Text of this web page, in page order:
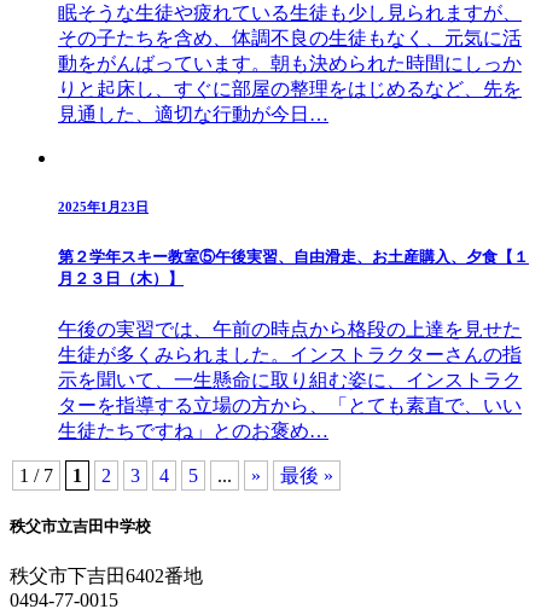
眠そうな生徒や疲れている生徒も少し見られますが、
その子たちを含め、体調不良の生徒もなく、元気に活
動をがんばっています。朝も決められた時間にしっか
りと起床し、すぐに部屋の整理をはじめるなど、先を
見通した、適切な行動が今日…
2025年1月23日
第２学年スキー教室⑤午後実習、自由滑走、お土産購入、夕食【１
月２３日（木）】
午後の実習では、午前の時点から格段の上達を見せた
生徒が多くみられました。インストラクターさんの指
示を聞いて、一生懸命に取り組む姿に、インストラク
ターを指導する立場の方から、「とても素直で、いい
生徒たちですね」とのお褒め…
1 / 7 1 2 3 4 5 ... » 最後 »
秩父市立吉田中学校
秩父市下吉田6402番地
0494-77-0015